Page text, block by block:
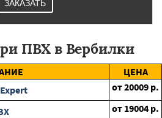
ЗАКАЗАТЬ
ПВХ в Вербилки
ЦЕНА
от20009 р.
от 19004 р.